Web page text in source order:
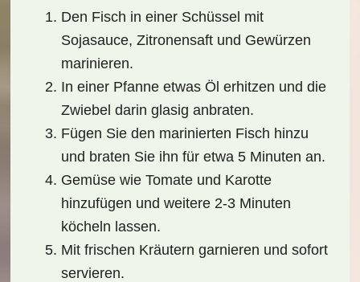
Den Fisch in einer Schüssel mit
Sojasauce, Zitronensaft und Gewürzen
marinieren.
In einer Pfanne etwas Öl erhitzen und die
Zwiebel darin glasig anbraten.
Fügen Sie den marinierten Fisch hinzu
und braten Sie ihn für etwa 5 Minuten an.
Gemüse wie Tomate und Karotte
hinzufügen und weitere 2-3 Minuten
köcheln lassen.
Mit frischen Kräutern garnieren und sofort
servieren.